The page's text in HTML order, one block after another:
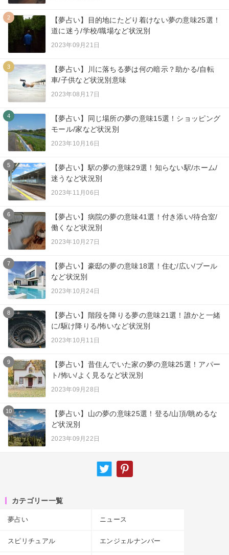
2
【夢占い】目的地にたどり着けない夢の意味25選！
道に迷う/学校/職場など状況別
2023年09月21日
3
【夢占い】川に落ちる夢は何の暗示？助かる/自転
車/子供など状況別意味
2023年08月17日
4
【夢占い】同じ場所の夢の意味15選！ショッピング
モール/家など状況別
2023年10月16日
5
【夢占い】駅の夢の意味29選！知らない駅/ホーム/
迷うなど状況別
2023年11月06日
6
【夢占い】病院の夢の意味41選！付き添い/待合室/
働くなど状況別
2023年10月27日
7
【夢占い】豪邸の夢の意味18選！住む/広い/プール
など状況別
2023年10月24日
8
【夢占い】階段を降りる夢の意味21選！誰かと一緒
に/駆け降りる/怖いなど状況別
2023年10月11日
9
【夢占い】昔住んでいた家の夢の意味25選！アパー
ト/怖い/よく見るなど状況別
2023年09月28日
10
【夢占い】山の夢の意味25選！登る/山頂/眺めるな
ど状況別
2023年09月22日
カテゴリー一覧
夢占い ニュース
スピリチュアル エンジェルナンバー